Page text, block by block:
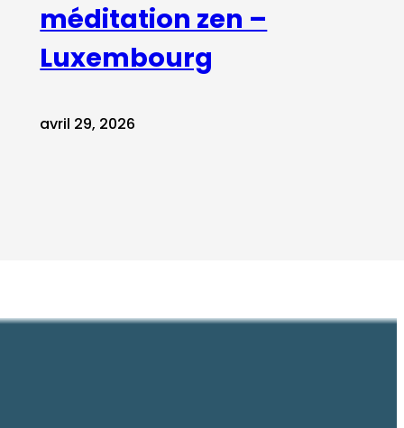
méditation zen –
Luxembourg
avril 29, 2026